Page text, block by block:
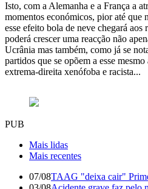
Isto, com a Alemanha e a França a
momentos económicos, pior até que
esse efeito bola de neve chegará aos
poderá crescer uma reacção não
Ucrânia mas também, como já se
partidos que se opõem a esse
extrema-direita xenófoba e racista...
PUB
Mais lidas
Mais recentes
07/08TAAG "deixa cair"